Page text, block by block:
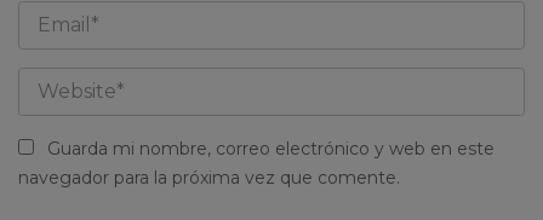
Guarda mi nombre, correo electrónico y web en este
navegador para la próxima vez que comente.